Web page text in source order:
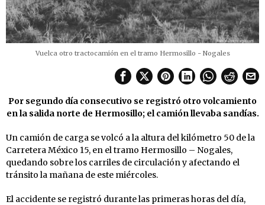
Vuelca otro tractocamión en el tramo Hermosillo - Nogales
Por segundo día consecutivo se registró otro volcamiento
en la salida norte de Hermosillo; el camión llevaba sandías.
Un camión de carga se volcó a la altura del kilómetro 50 de la
Carretera México 15, en el tramo Hermosillo – Nogales,
quedando sobre los carriles de circulación y afectando el
tránsito la mañana de este miércoles.
El accidente se registró durante las primeras horas del día,